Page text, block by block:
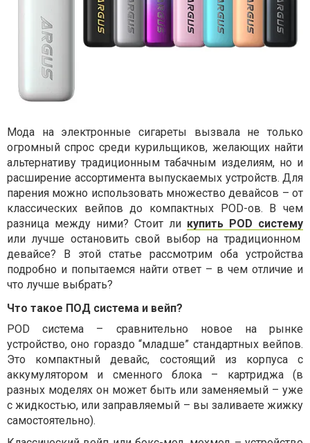
Мода на электронные сигареты вызвала не только
огромный спрос среди курильщиков, желающих найти
альтернативу традиционным табачным изделиям, но и
расширение ассортимента выпускаемых устройств. Для
парения можно использовать множество девайсов – от
классических вейпов до компактных POD-ов. В чем
разница между ними? Стоит ли купить POD систему
или лучше остановить свой выбор на традиционном
девайсе? В этой статье рассмотрим оба устройства
подробно и попытаемся найти ответ – в чем отличие и
что лучше выбрать?
Что такое ПОД система и вейп?
POD система – сравнительно новое на рынке
устройство, оно гораздо “младше” стандартных вейпов.
Это компактный девайс, состоящий из корпуса с
аккумулятором и сменного блока – картриджа (в
разных моделях он может быть или заменяемый – уже
с жидкостью, или заправляемый – вы заливаете жижку
самостоятельно).